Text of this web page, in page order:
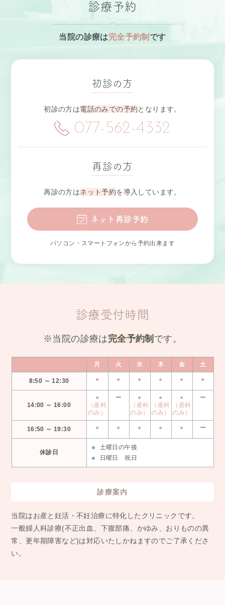
診療予約
当院の診療は完全予約制 です
初診の方
初診の方は電話のみでの予約となります。
077-562-4332
再診の方
再診の方はネット予約を導入しています。
ネット再診予約
パソコン・スマートフォンから予約出来ます
診療受付時間
※当院の診療は完全予約制 です。
月 火 水 木 金 土
8:50 ～ 12:30 ● ● ● ● ● ●
14:00 ～ 16:00
●
（産科
のみ）
ー
●
（産科
のみ）
●
（産科
のみ）
●
（産科
のみ）
ー
16:50 ～ 19:30 ● ● ● ● ● ー
休診日
土曜日の午後
日曜日 祝日
診療案内
当院はお産と妊活・不妊治療に特化したクリニックです。
⼀般婦⼈科診療(不正出⾎、下腹部痛、かゆみ、おりものの異
常、更年期障害など)は対応いたしかねますのでご了承くださ
い。